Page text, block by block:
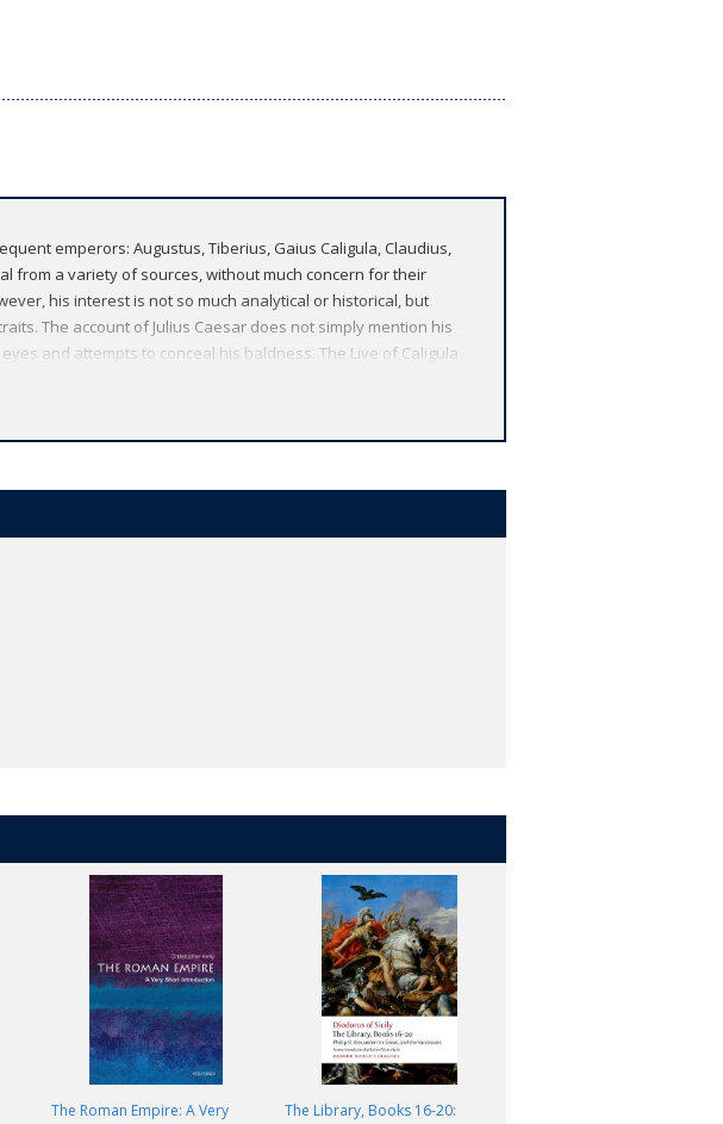
emperors: Augustus, Tiberius, Gaius Caligula, Claudius,
from a variety of sources, without much concern for their
his interest is not so much analytical or historical, but
The account of Julius Caesar does not simply mention his
and attempts to conceal his baldness. The Live of Caligula
remains thoroughly readable and full of interest. *ABOUT THE
The Roman Empire: A Very
The Library, Books 16-20: